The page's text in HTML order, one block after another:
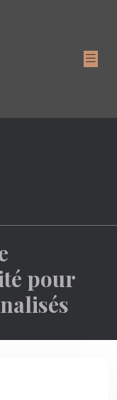
pour